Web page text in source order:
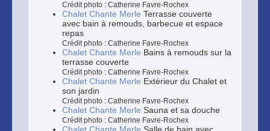
Crédit photo : Catherine Favre-Rochex
Chalet Chante Merle Terrasse couverte
avec bain à remouds, barbecue et espace
repas
Crédit photo : Catherine Favre-Rochex
Chalet Chante Merle Bains à remouds sur la
terrasse couverte
Crédit photo : Catherine Favre-Rochex
Chalet Chante Merle Extérieur du Chalet et
son jardin
Crédit photo : Catherine Favre-Rochex
Chalet Chante Merle Sauna et sa douche
Crédit photo : Catherine Favre-Rochex